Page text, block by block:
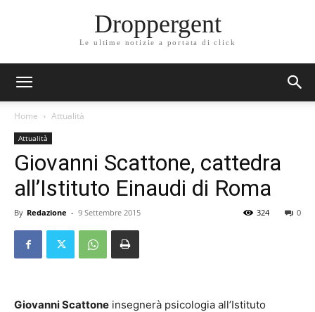
Droppergent
Le ultime notizie a portata di click
Home Attualità
Attualità
Giovanni Scattone, cattedra
all’Istituto Einaudi di Roma
By Redazione - 9 Settembre 2015 0
324
Giovanni Scattone insegnerà psicologia all’Istituto